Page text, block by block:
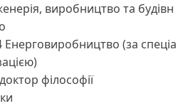
виробництво та будівн
Енерговиробництво (за спеціа
філософії